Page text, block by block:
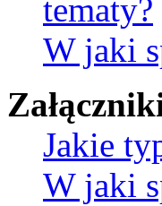
tematy?
W jaki
Jakie
W jaki